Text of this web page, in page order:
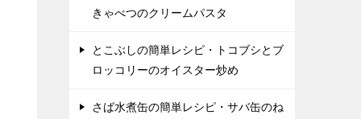
きゃべつのクリームパスタ
とこぶしの簡単レシピ・トコブシとブ
ロッコリーのオイスター炒め
さば水煮缶の簡単レシピ・サバ缶のね